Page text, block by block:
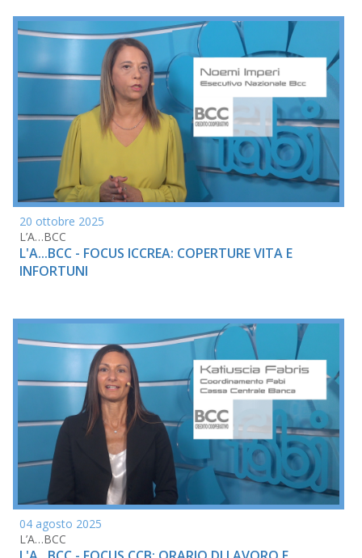
20 ottobre 2025
L’A…BCC
L'A...BCC - FOCUS ICCREA: COPERTURE VITA E
INFORTUNI
04 agosto 2025
L’A…BCC